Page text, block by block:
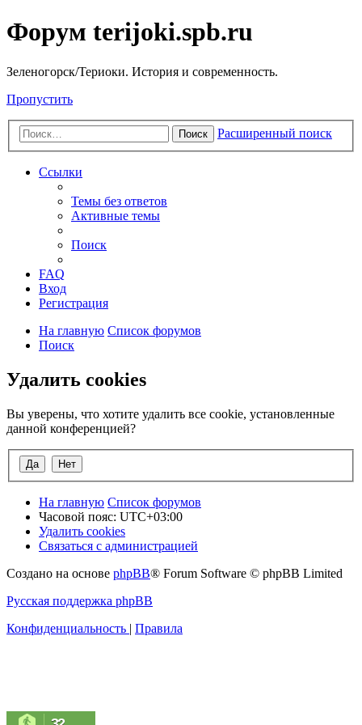
Форум terijoki.spb.ru
Зеленогорск/Териоки. История и современность.
Пропустить
Поиск Расширенный поиск
Ссылки
Темы без ответов
Активные темы
Поиск
FAQ
Вход
Регистрация
На главную Список форумов
Поиск
Удалить cookies
Вы уверены, что хотите удалить все cookie, установленные
данной конференцией?
На главную Список форумов
Часовой пояс: UTC+03:00
Удалить cookies
Связаться с администрацией
Создано на основе phpBB® Forum Software © phpBB Limited
Русская поддержка phpBB
Конфиденциальность | Правила